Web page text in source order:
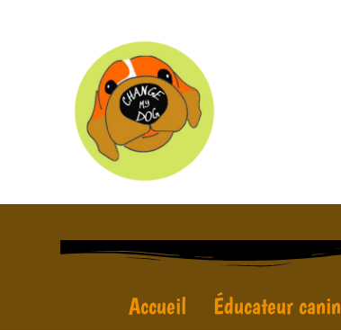
Accueil Éducateur canin